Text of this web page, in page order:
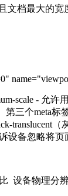
档最大的
scale - 允
三个meta
translucent
设备忽略将
设备物理